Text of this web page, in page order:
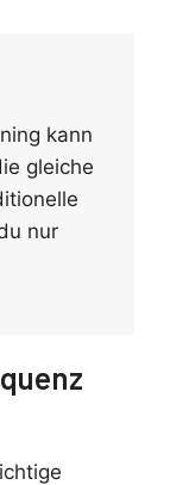
kann
gleiche
nur